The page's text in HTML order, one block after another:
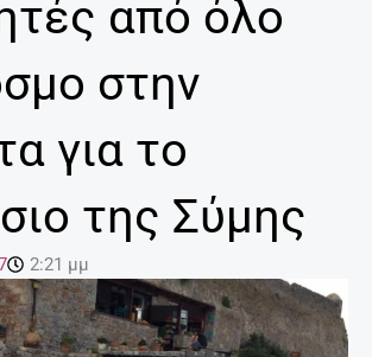
από όλο
στην
για το
της Σύμης
2:21 μμ